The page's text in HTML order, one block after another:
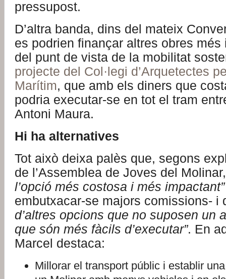
pressupost.
D’altra banda, dins del mateix
es podrien finançar altres obres
del punt de vista de la mobilitat
projecte del Col·legi d’Arquetectes
Marítim, que amb els diners que
podria executar-se en tot el tram
Antoni Maura.
Hi ha alternatives
Tot això deixa palès que, segons
de l’Assemblea de Joves del
l’opció més costosa i més impactant”
embutxacar-se majors comissions- i
d’altres opcions que no suposen un
que són més fàcils d’executar”. En
Marcel destaca:
Millorar el transport públic i establir